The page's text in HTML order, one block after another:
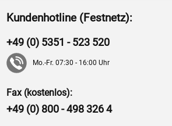
Kundenhotline (Festnetz):
+49 (0) 5351 - 523 520
Mo.-Fr. 07:30 - 16:00 Uhr
Fax (kostenlos):
+49 (0) 800 - 498 326 4